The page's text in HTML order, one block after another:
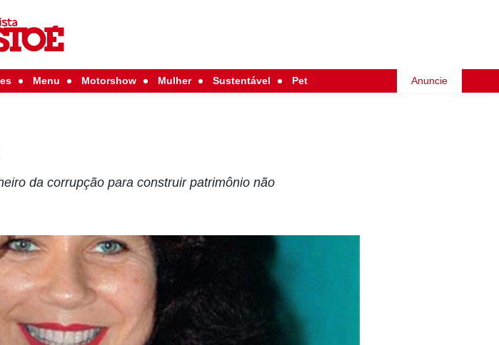
Menu Motorshow Mulher Sustentável Pet Anuncie
da corrupção para construir patrimônio não